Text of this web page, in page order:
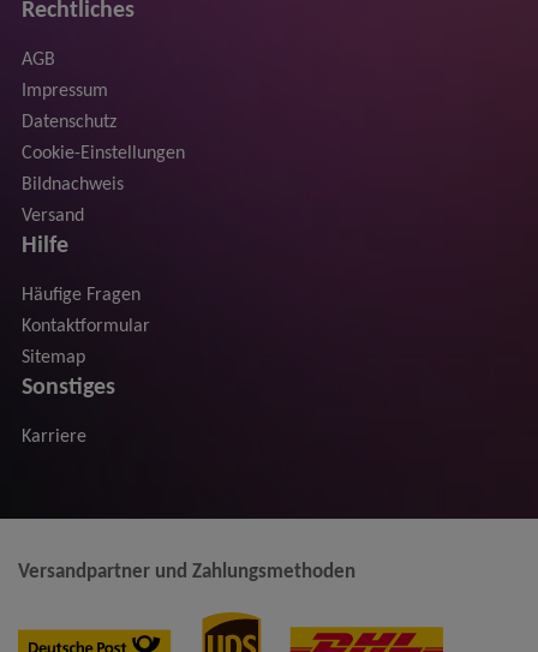
Rechtliches
AGB
Impressum
Datenschutz
Cookie-Einstellungen
Bildnachweis
Versand
Hilfe
Häufige Fragen
Kontaktformular
Sitemap
Sonstiges
Karriere
Versandpartner und Zahlungsmethoden